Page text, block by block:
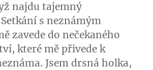
najdu tajemný
Setkání s neznámým
zavede do nečekaného
které mě přivede k
Jsem drsná holka,